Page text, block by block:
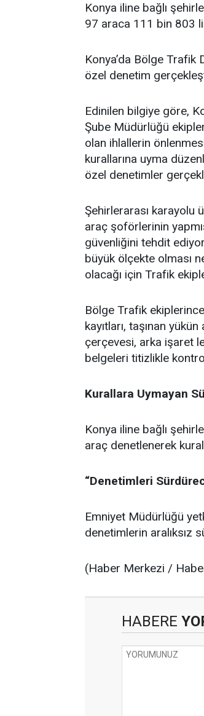
Konya iline bağlı
97 araca 111 bin 803
Konya’da Bölge Trafik
özel denetim
Edinilen bilgiye göre,
Şube Müdürlüğü
olan ihlallerin
kurallarına uyma
özel denetimler
Şehirlerarası karayolu
araç şoförlerinin
güvenliğini tehdit
büyük ölçekte olması
olacağı için Trafik
Bölge Trafik
kayıtları, taşınan
çerçevesi, arka işaret
belgeleri titizlikle
Kurallara Uymayan
Konya iline bağlı
araç denetlenerek
“Denetimleri
Emniyet Müdürlüğü
denetimlerin aralıksız
(Haber Merkezi /
HABERE